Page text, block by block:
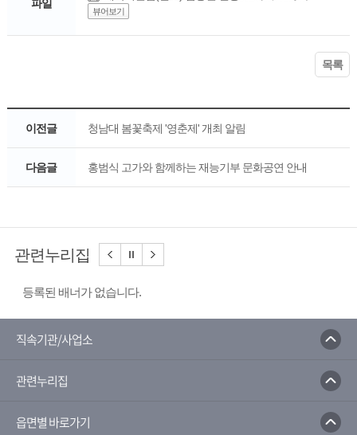
파일
뷰어보기
목록
이전글 청남대 봄꽃축제 '영춘제' 개최 알림
다음글 홍범식 고가와 함께하는 재능기부 문화공연 안내
관련누리집
등록된 배너가 없습니다.
직속기관/사업소
관련누리집
읍면별 바로가기